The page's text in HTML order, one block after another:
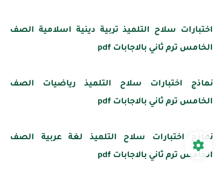
اختبارات سلاح التلميذ تربية دينية اسلامية الصف
الخامس ترم ثاني بالاجابات pdf
نماذج اختبارات سلاح التلميذ رياضيات الصف
الخامس ترم ثاني بالاجابات pdf
نماذج اختبارات سلاح التلميذ لغة عربية الصف
الخامس ترم ثاني بالاجابات pdf